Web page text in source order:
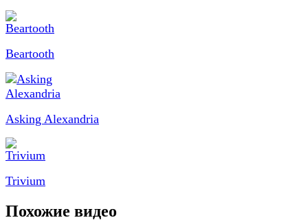
Beartooth
Asking Alexandria
Trivium
Похожие видео